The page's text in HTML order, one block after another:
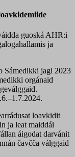
guoská AHR:i
ja
Sámedikki jagi 2023
orgánaid
loavkidit
ja leat maiddái
áigodat darvánit
čavčča válggaid